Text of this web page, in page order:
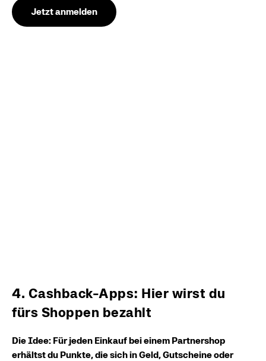
Jetzt anmelden
4. Cashback-Apps: Hier wirst du
fürs Shoppen bezahlt
Die Idee: Für jeden Einkauf bei einem Partnershop
erhältst du Punkte, die sich in Geld, Gutscheine oder